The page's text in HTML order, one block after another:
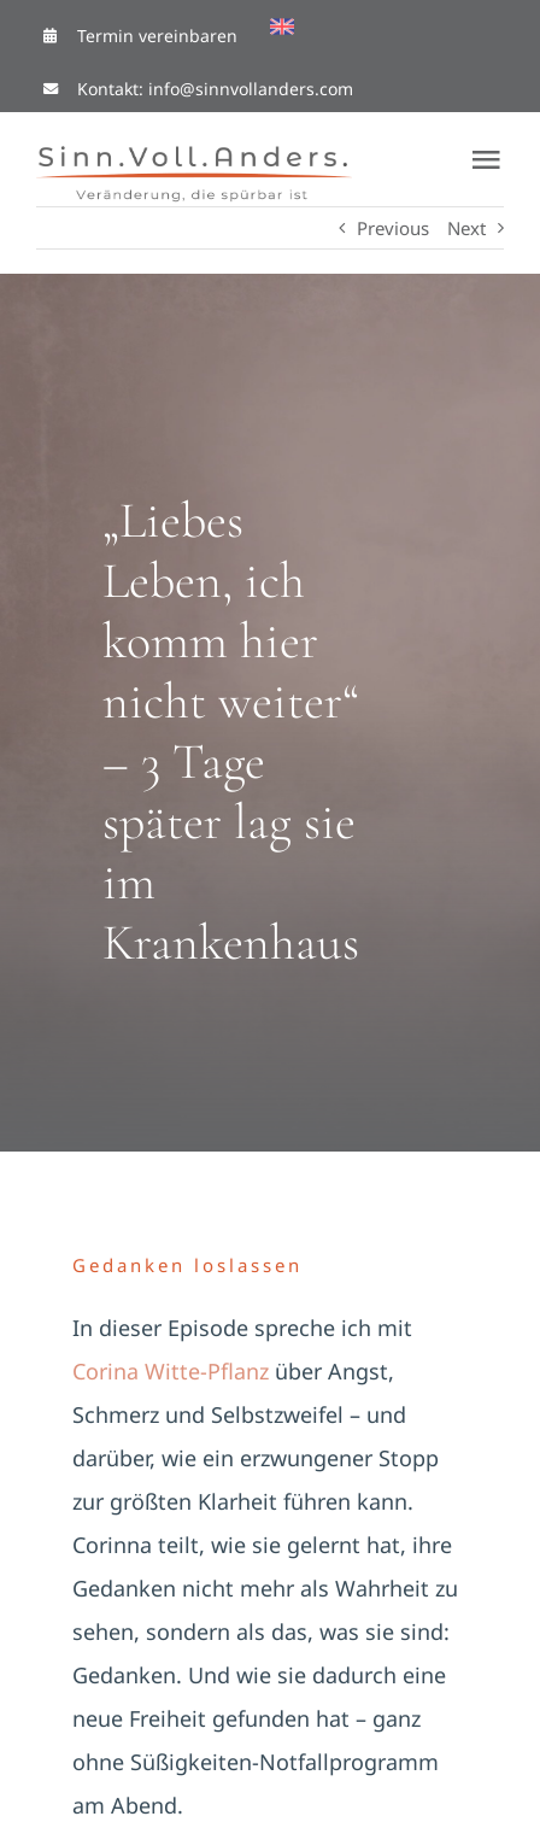
content
Kontakt: info@sinnvollanders.com
Termin vereinbaren
Gespräch buchen
Previous Next
„Liebes
Leben, ich
komm hier
nicht weiter“
– 3 Tage
später lag sie
im
Krankenhaus
Gedanken loslassen
In dieser Episode spreche ich mit
Corina Witte-Pflanzüber Angst,
Schmerz und Selbstzweifel – und
darüber, wie ein erzwungener Stopp
zur größten Klarheit führen kann.
Corinna teilt, wie sie gelernt hat, ihre
Gedanken nicht mehr als Wahrheit zu
sehen, sondern als das, was sie sind:
Gedanken. Und wie sie dadurch eine
neue Freiheit gefunden hat – ganz
ohne Süßigkeiten-Notfallprogramm
am Abend.